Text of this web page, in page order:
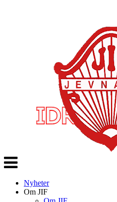
Veksle
navigasjon
Nyheter
Om JIF